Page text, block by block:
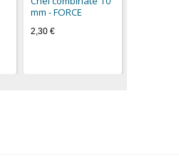
mm - FORCE
2,30 €